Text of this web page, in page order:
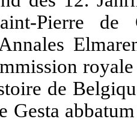
Pierre de
de
Gesta